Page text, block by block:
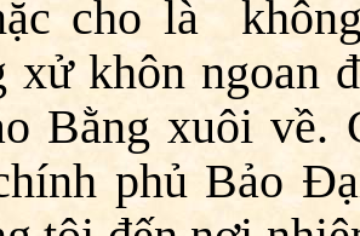
cho là
xử khôn ngoan
Bằng xuôi về.
phủ Bảo